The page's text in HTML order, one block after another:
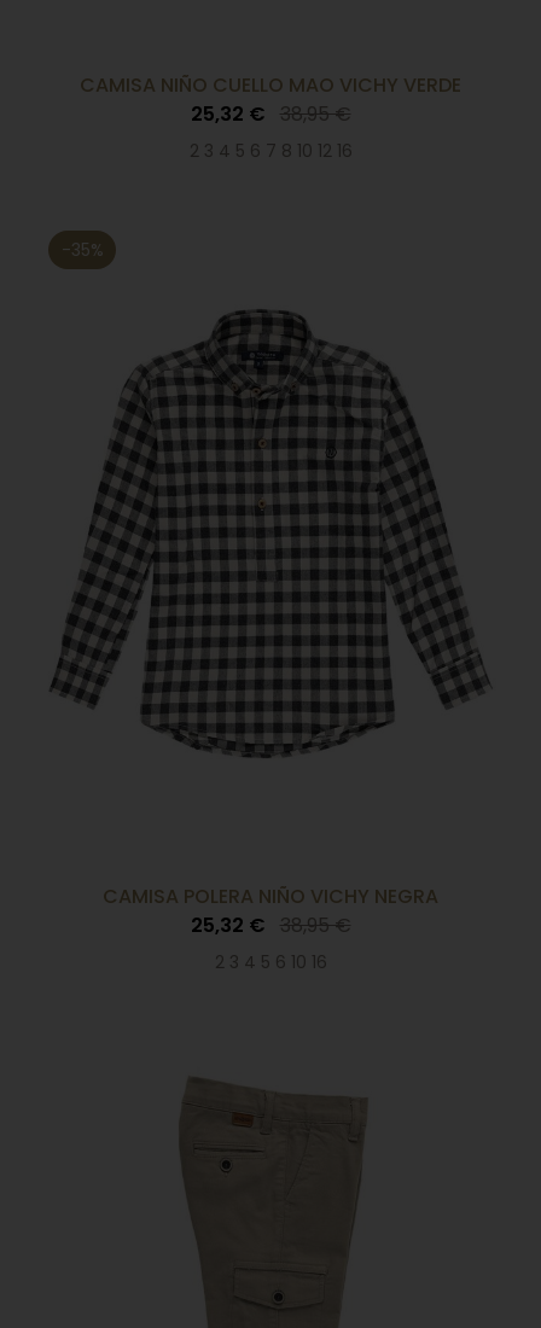
CAMISA NIÑO CUELLO MAO VICHY VERDE
25,32 € 38,95 €
2 3 4 5 6 7 8 10 12 16
-35%
CAMISA POLERA NIÑO VICHY NEGRA
25,32 € 38,95 €
2 3 4 5 6 10 16